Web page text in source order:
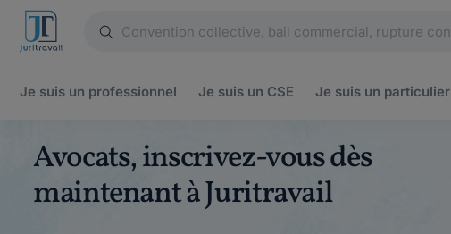
Je suis un professionnel Je suis un CSE Je suis un particulier
Avocats, inscrivez-vous dès
maintenant à Juritravail